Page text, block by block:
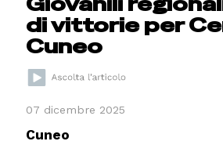
di vittorie per
Cuneo
07 dicembre 2025
Cuneo